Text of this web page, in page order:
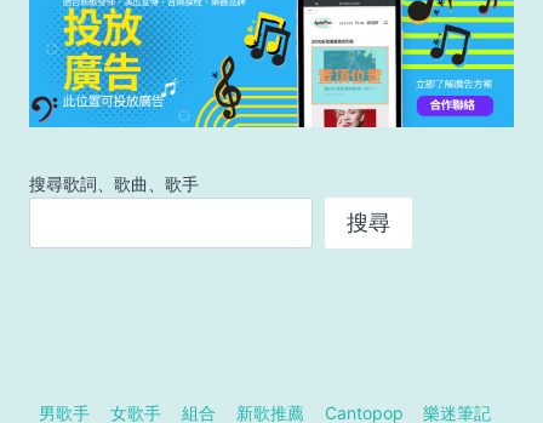
搜尋歌詞、歌曲、歌手
搜尋
男歌手 女歌手 組合 新歌推薦 Cantopop 樂迷筆記